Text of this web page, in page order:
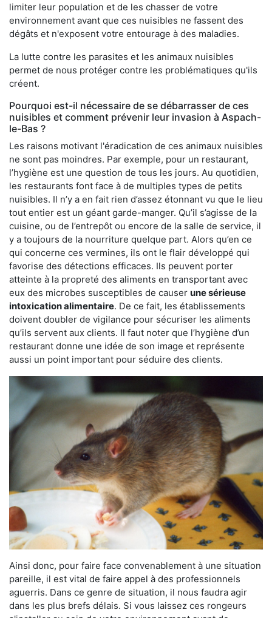
limiter leur population et de les chasser de votre
environnement avant que ces nuisibles ne fassent des
dégâts et n'exposent votre entourage à des maladies.
La lutte contre les parasites et les animaux nuisibles
permet de nous protéger contre les problématiques qu'ils
créent.
Pourquoi est-il nécessaire de se débarrasser de ces
nuisibles et comment prévenir leur invasion à Aspach-
le-Bas ?
Les raisons motivant l'éradication de ces animaux nuisibles
ne sont pas moindres. Par exemple, pour un restaurant,
l’hygiène est une question de tous les jours. Au quotidien,
les restaurants font face à de multiples types de petits
nuisibles. Il n’y a en fait rien d’assez étonnant vu que le lieu
tout entier est un géant garde-manger. Qu’il s’agisse de la
cuisine, ou de l’entrepôt ou encore de la salle de service, il
y a toujours de la nourriture quelque part. Alors qu’en ce
qui concerne ces vermines, ils ont le flair développé qui
favorise des détections efficaces. Ils peuvent porter
atteinte à la propreté des aliments en transportant avec
eux des microbes susceptibles de causer une sérieuse
intoxication alimentaire. De ce fait, les établissements
doivent doubler de vigilance pour sécuriser les aliments
qu’ils servent aux clients. Il faut noter que l’hygiène d’un
restaurant donne une idée de son image et représente
aussi un point important pour séduire des clients.
Ainsi donc, pour faire face convenablement à une situation
pareille, il est vital de faire appel à des professionnels
aguerris. Dans ce genre de situation, il nous faudra agir
dans les plus brefs délais. Si vous laissez ces rongeurs